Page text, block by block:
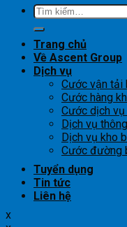
Tìm
kiếm:
Trang chủ
Về Ascent Group
Dịch vụ
Cước vận tải
Cước hàng
Cước dịch vụ
Dịch vụ
Dịch vụ kho
Cước đường
Tuyển dụng
Tin tức
Liên hệ
x